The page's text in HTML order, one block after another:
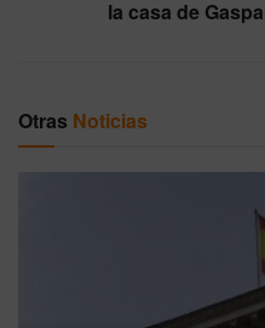
la casa de
Otras Noticias